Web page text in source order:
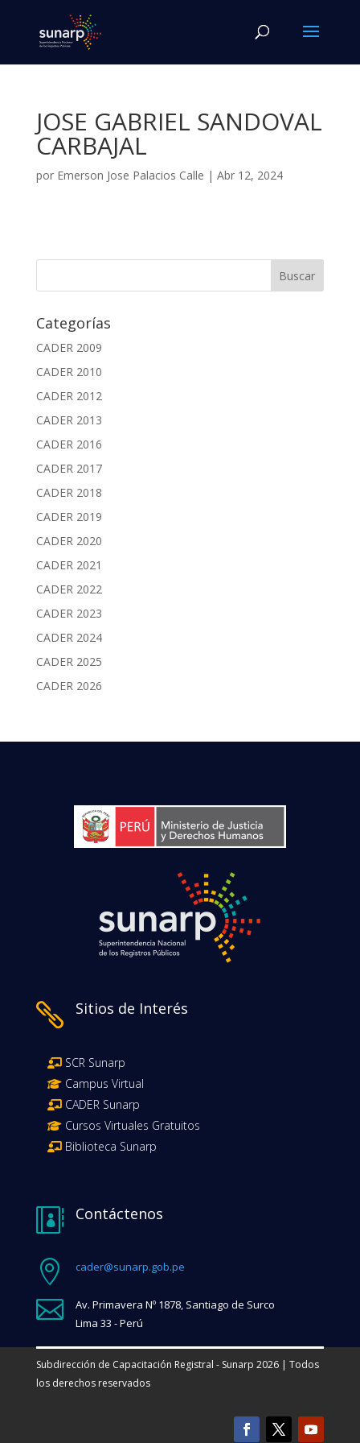
JOSE GABRIEL SANDOVAL
CARBAJAL
por Emerson Jose Palacios Calle | Abr 12, 2024
Categorías
CADER 2009
CADER 2010
CADER 2012
CADER 2013
CADER 2016
CADER 2017
CADER 2018
CADER 2019
CADER 2020
CADER 2021
CADER 2022
CADER 2023
CADER 2024
CADER 2025
CADER 2026
 Sitios de Interés
SCR Sunarp
Campus Virtual
CADER Sunarp
Cursos Virtuales Gratuitos
Biblioteca Sunarp
 Contáctenos
 cader@sunarp.gob.pe

Av. Primavera Nº 1878, Santiago de Surco
Lima 33 - Perú
Subdirección de Capacitación Registral - Sunarp 2026 | Todos
los derechos reservados